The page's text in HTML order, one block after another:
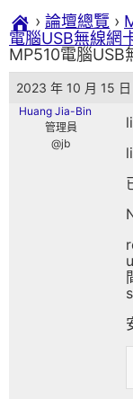
› 論壇總覽 ›
電腦USB無線網
MP510電腦USB
2023 年 10 月 15
Huang Jia-Bin
管理員
@jb